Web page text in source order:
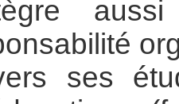
ses